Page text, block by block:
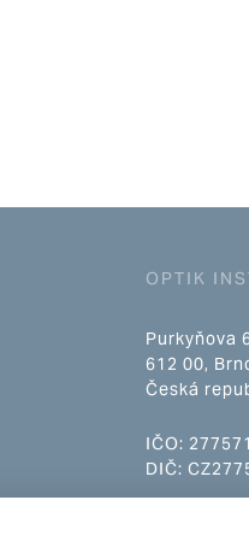
OPTIK
Purkyňova
612 00,
Česká
IČO:
DIČ: